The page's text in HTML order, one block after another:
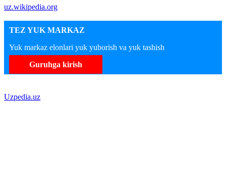
uz.wikipedia.org
TEZ YUK MARKAZ
Yuk markaz elonlari yuk yuborish va yuk tashish
Guruhga kirish
Uzpedia.uz